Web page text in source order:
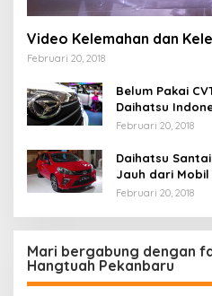
Video Kelemahan dan
Februari 20, 2018
Belum Pakai
Daihatsu
Februari 20, 2018
Daihatsu
Jauh dari Mobil
Februari 20, 2018
Mari bergabung dengan
Hangtuah Pekanbaru